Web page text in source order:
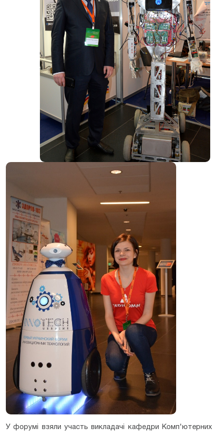
У форумі взяли участь викладачі кафедри Комп'ютерних